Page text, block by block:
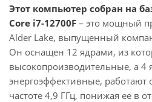
Этот компьютер собран на
Core i7-12700F – это мощный
Alder Lake, выпущенный
Он оснащен 12 ядрами, из
высокопроизводительные, а 4
энергоэффективные,
частоте 4,9 ГГц, понижая ее в